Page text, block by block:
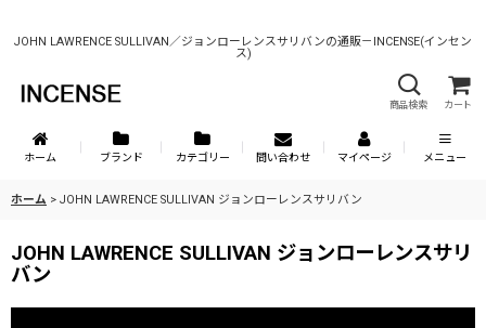
JOHN LAWRENCE SULLIVAN／ジョンローレンスサリバンの通販－INCENSE(インセン
ス)
商品検索 カート
ホーム ブランド カテゴリー 問い合わせ マイページ メニュー
ホーム > JOHN LAWRENCE SULLIVAN ジョンローレンスサリバン
JOHN LAWRENCE SULLIVAN ジョンローレンスサリ
バン